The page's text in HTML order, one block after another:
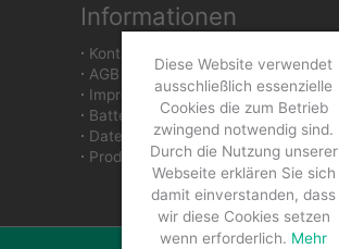
Informationen
∙ Kontakt
∙ AGB
∙ Impressum
∙ Batteriegesetzhinweise
∙ Datenschutzerklärung
∙ Produkte
Diese Website verwendet
ausschließlich essenzielle
Cookies die zum Betrieb
zwingend notwendig sind.
Durch die Nutzung unserer
Webseite erklären Sie sich
damit einverstanden, dass
wir diese Cookies setzen
wenn erforderlich. Mehr